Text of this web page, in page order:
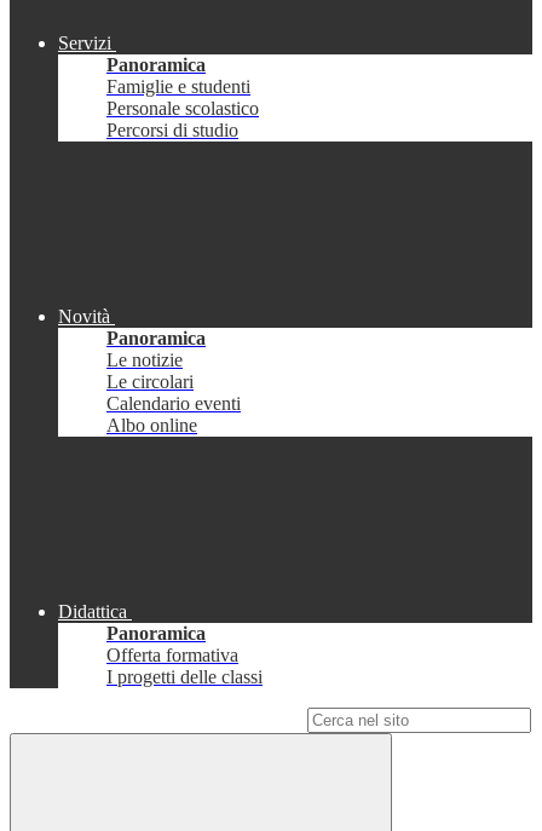
Servizi
Panoramica
Famiglie e studenti
Personale scolastico
Percorsi di studio
Novità
Panoramica
Le notizie
Le circolari
Calendario eventi
Albo online
Didattica
Panoramica
Offerta formativa
I progetti delle classi